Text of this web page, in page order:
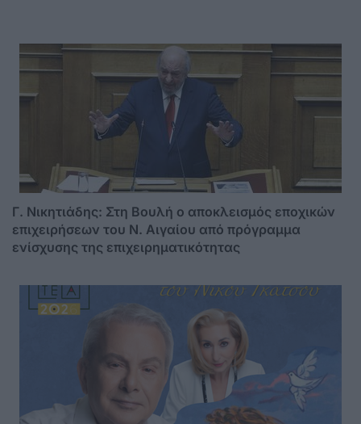
Γ. Νικητιάδης: Στη Βουλή ο αποκλεισμός εποχικών
επιχειρήσεων του Ν. Αιγαίου από πρόγραμμα
ενίσχυσης της επιχειρηματικότητας